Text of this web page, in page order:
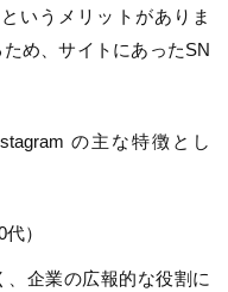
いうメリットがありま
め、サイトにあったSN
の主な特徴とし
）
企業の広報的な役割に